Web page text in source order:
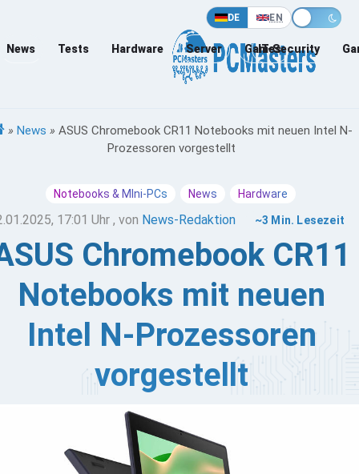
DE EN
News Tests Hardware Server Games
IT-Security
» News » ASUS Chromebook CR11 Notebooks mit neuen Intel N-
Prozessoren vorgestellt
Notebooks & MIni-PCs News Hardware
17:01 Uhr , von News-Redaktion ~3 Min. Lesezeit
Chromebook CR11
Notebooks mit neuen
Intel N-Prozessoren
vorgestellt
hat die nächste Generation der ASUS Chromebook
Serie vorgestellt, die robust sein sollen und auch
Komponenten mit 11,6-Zoll- oder 12,2-Zoll-
aus Corning Gorilla Glass und flexiblen